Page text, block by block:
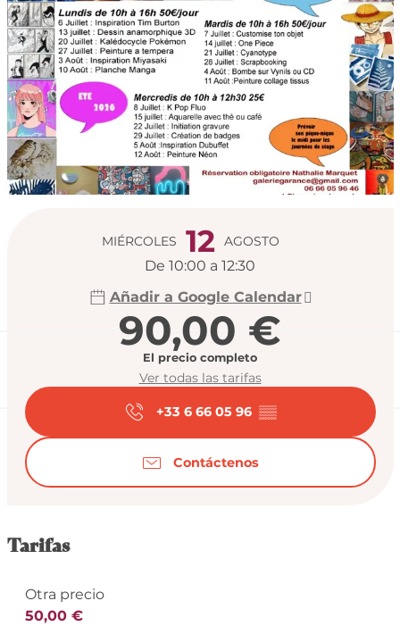
Horarios y datos
MIÉRCOLES 12 AGOSTO
De 10:00 a 12:30
Añadir a Google Calendar
90,00 €
El precio completo
Ver todas las tarifas
+33 6 66 05 96 ▒▒
Contáctenos
Tarifas
Otra precio
50,00 €